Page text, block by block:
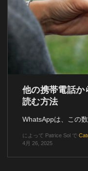
他の携帯電話
読む方法
WhatsAppは、この
によって Patrice Sol で
4月 26, 2025